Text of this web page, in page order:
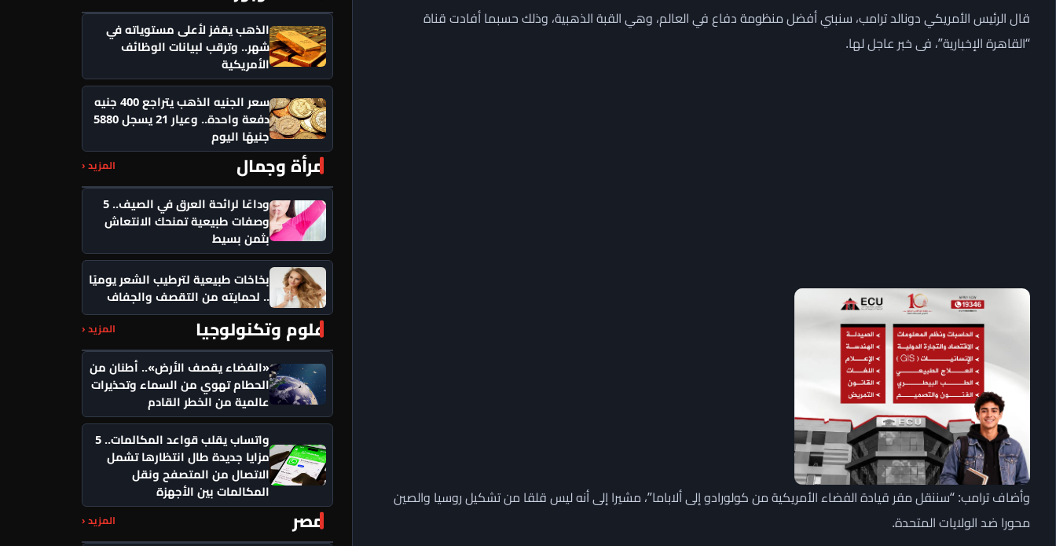
قال الرئيس الأمريكي دونالد ترامب، سنبني أفضل منظومة دفاع في العالم، وهي القبة الذهبية، وذلك حسبما أفادت قناة
“القاهرة الإخبارية”، فى خبر عاجل لها.
وأضاف ترامب: “سننقل مقر قيادة الفضاء الأمريكية من كولورادو إلى ألاباما”، مشيرا إلى أنه ليس قلقا من تشكيل روسيا والصين
محورا ضد الولايات المتحدة.
الذهب يقفز لأعلى مستوياته في
شهر.. وترقب لبيانات الوظائف
الأمريكية
سعر الجنيه الذهب يتراجع 400 جنيه
دفعة واحدة.. وعيار 21 يسجل 5880
جنيهًا اليوم
مرأة وجمال المزيد ‹
وداعًا لرائحة العرق في الصيف.. 5
وصفات طبيعية تمنحك الانتعاش
بثمن بسيط
بخاخات طبيعية لترطيب الشعر يوميًا
.. لحمايته من التقصف والجفاف
علوم وتكنولوجيا المزيد ‹
«الفضاء يقصف الأرض».. أطنان من
الحطام تهوي من السماء وتحذيرات
عالمية من الخطر القادم
واتساب يقلب قواعد المكالمات.. 5
مزايا جديدة طال انتظارها تشمل
الاتصال من المتصفح ونقل
المكالمات بين الأجهزة
مصر المزيد ‹